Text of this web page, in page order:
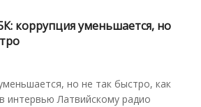
коррупция уменьшается, но
но не так быстро, как
интервью Латвийскому радио